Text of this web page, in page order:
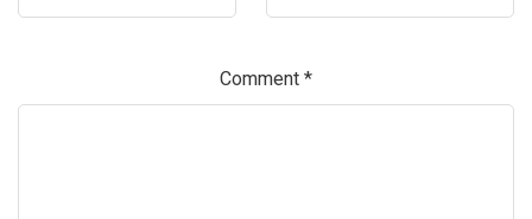
Comment *